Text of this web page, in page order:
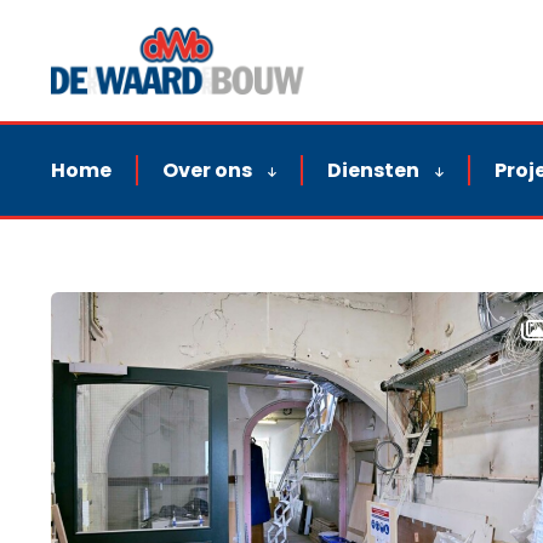
Home Over ons Diensten